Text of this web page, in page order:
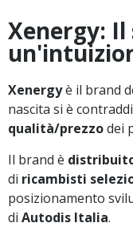
Xenergy: Il
Xenergyè il brand
nascita si è
qualità/prezzodei
Il brand è
di ricambisti
posizionamento
di Autodis Italia.